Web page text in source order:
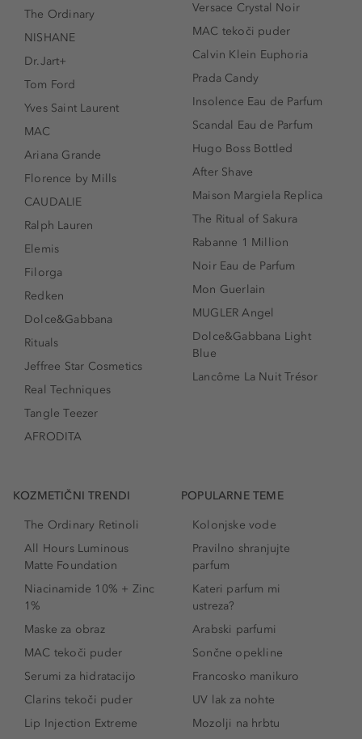
The Ordinary
NISHANE
Dr.Jart+
Tom Ford
Yves Saint Laurent
MAC
Ariana Grande
Florence by Mills
CAUDALIE
Ralph Lauren
Elemis
Filorga
Redken
Dolce&Gabbana
Rituals
Jeffree Star Cosmetics
Real Techniques
Tangle Teezer
AFRODITA
Versace Crystal Noir
MAC tekoči puder
Calvin Klein Euphoria
Prada Candy
Insolence Eau de Parfum
Scandal Eau de Parfum
Hugo Boss Bottled
After Shave
Maison Margiela Replica
The Ritual of Sakura
Rabanne 1 Million
Noir Eau de Parfum
Mon Guerlain
MUGLER Angel
Dolce&Gabbana Light
Blue
Lancôme La Nuit Trésor
KOZMETIČNI TRENDI
The Ordinary Retinoli
All Hours Luminous
Matte Foundation
Niacinamide 10% + Zinc
1%
Maske za obraz
MAC tekoči puder
Serumi za hidratacijo
Clarins tekoči puder
Lip Injection Extreme
POPULARNE TEME
Kolonjske vode
Pravilno shranjujte
parfum
Kateri parfum mi
ustreza?
Arabski parfumi
Sončne opekline
Francosko manikuro
UV lak za nohte
Mozolji na hrbtu